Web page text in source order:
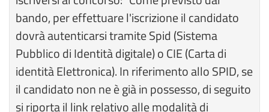
bando, per effettuare l'iscrizione il candidato
dovrà autenticarsi tramite Spid (Sistema
Pubblico di Identità digitale) o CIE (Carta di
identità Elettronica). In riferimento allo SPID, se
il candidato non ne è già in possesso, di seguito
si riporta il link relativo alle modalità di